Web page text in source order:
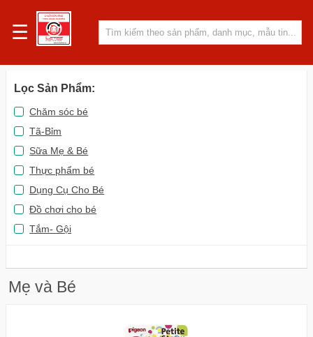
☰
Lọc Sản Phẩm:
Chăm sóc bé
Tã-Bỉm
Sữa Mẹ & Bé
Thực phẩm bé
Dụng Cụ Cho Bé
Đồ chơi cho bé
Tắm- Gội
Mẹ và Bé